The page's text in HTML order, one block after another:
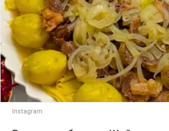
Instagram